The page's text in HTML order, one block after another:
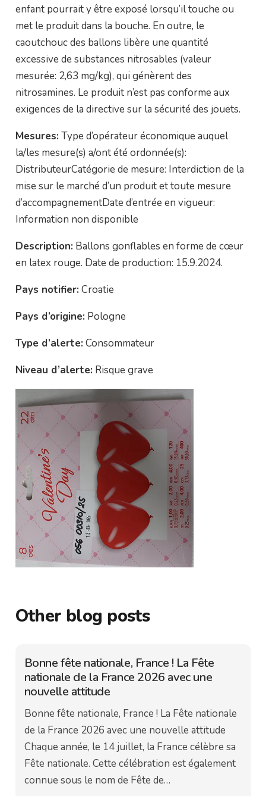
enfant pourrait y être exposé lorsqu’il touche ou
met le produit dans la bouche. En outre, le
caoutchouc des ballons libère une quantité
excessive de substances nitrosables (valeur
mesurée: 2,63 mg/kg), qui génèrent des
nitrosamines. Le produit n’est pas conforme aux
exigences de la directive sur la sécurité des jouets.
Mesures: Type d’opérateur économique auquel
la/les mesure(s) a/ont été ordonnée(s):
DistributeurCatégorie de mesure: Interdiction de la
mise sur le marché d’un produit et toute mesure
d’accompagnementDate d’entrée en vigueur:
Information non disponible
Description: Ballons gonflables en forme de cœur
en latex rouge. Date de production: 15.9.2024.
Pays notifier: Croatie
Pays d’origine: Pologne
Type d’alerte: Consommateur
Niveau d’alerte: Risque grave
Other blog posts
Bonne fête nationale, France ! La Fête
nationale de la France 2026 avec une
nouvelle attitude
Bonne fête nationale, France ! La Fête nationale
de la France 2026 avec une nouvelle attitude
Chaque année, le 14 juillet, la France célèbre sa
Fête nationale. Cette célébration est également
connue sous le nom de Fête de…